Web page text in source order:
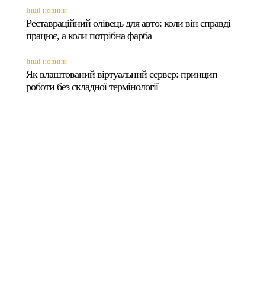
Інші новини
Реставраційний олівець для авто: коли він справді
працює, а коли потрібна фарба
Інші новини
Як влаштований віртуальний сервер: принцип
роботи без складної термінології